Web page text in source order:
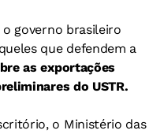
governo brasileiro
que defendem a
as exportações
do USTR.
o Ministério das